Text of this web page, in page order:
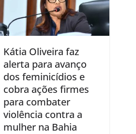
Kátia Oliveira faz
alerta para avanço
dos feminicídios e
cobra ações firmes
para combater
violência contra a
mulher na Bahia